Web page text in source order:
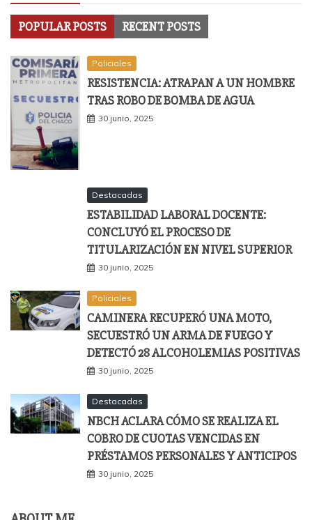
POPULAR POSTS RECENT POSTS
Policiales
RESISTENCIA: ATRAPAN A UN HOMBRE
TRAS ROBO DE BOMBA DE AGUA
30 junio, 2025
Destacadas
ESTABILIDAD LABORAL DOCENTE:
CONCLUYÓ EL PROCESO DE
TITULARIZACIÓN EN NIVEL SUPERIOR
30 junio, 2025
Policiales
CAMINERA RECUPERÓ UNA MOTO,
SECUESTRÓ UN ARMA DE FUEGO Y
DETECTÓ 28 ALCOHOLEMIAS POSITIVAS
30 junio, 2025
Destacadas
NBCH ACLARA CÓMO SE REALIZA EL
COBRO DE CUOTAS VENCIDAS EN
PRÉSTAMOS PERSONALES Y ANTICIPOS
30 junio, 2025